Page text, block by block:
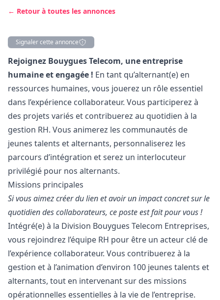
← Retour à toutes les annonces
Signaler cette annonce
Description
Rejoignez Bouygues Telecom, une entreprise
humaine et engagée ! En tant qu’alternant(e) en
ressources humaines, vous jouerez un rôle essentiel
dans l’expérience collaborateur. Vous participerez à
des projets variés et contribuerez au quotidien à la
gestion RH. Vous animerez les communautés de
jeunes talents et alternants, personnaliserez les
parcours d’intégration et serez un interlocuteur
privilégié pour nos alternants.
Missions principales
Si vous aimez créer du lien et avoir un impact concret sur le
quotidien des collaborateurs, ce poste est fait pour vous !
Intégré(e) à la Division Bouygues Telecom Entreprises,
vous rejoindrez l’équipe RH pour être un acteur clé de
l’expérience collaborateur. Vous contribuerez à la
gestion et à l’animation d’environ 100 jeunes talents et
alternants, tout en intervenant sur des missions
opérationnelles essentielles à la vie de l’entreprise.